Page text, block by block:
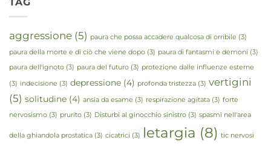
aggressione (5) paura che possa accadere qualcosa di orribile (3)
paura della morte e di ciò che viene dopo (3) paura di fantasmi e demoni (3)
paura dell'ignoto (3) paura del futuro (3) protezione dalle influenze esterne
(3) indecisione (3) depressione (4) profonda tristezza (3) vertigini
(5) solitudine (4) ansia da esame (3) respirazione agitata (3) forte
nervosismo (3) prurito (3) Disturbi al ginocchio sinistro (3) spasmi nell'area
della ghiandola prostatica (3) cicatrici (3) letargia (8) tic nervosi